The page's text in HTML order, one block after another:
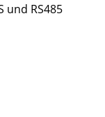
RS485